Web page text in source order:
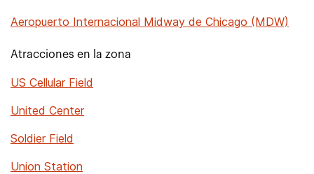
Aeropuerto Internacional Midway de Chicago (MDW)
Atracciones en la zona
US Cellular Field
United Center
Soldier Field
Union Station